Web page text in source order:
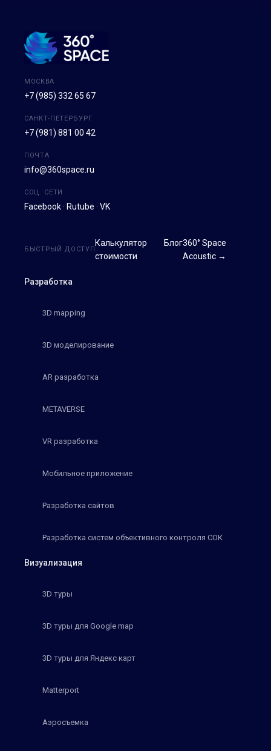
МОСКВА
+7 (985) 332 65 67
САНКТ-ПЕТЕРБУРГ
+7 (981) 881 00 42
ПОЧТА
info@360space.ru
СОЦ. СЕТИ
Facebook · Rutube · VK
Разработка
3D mapping
3D моделирование
AR разработка
METAVERSE
VR разработка
Мобильное приложение
Разработка сайтов
Разработка систем объективного контроля СОК
Визуализация
3D туры
3D туры для Google map
3D туры для Яндекс карт
Matterport
Аэросъемка
БЫСТРЫЙ ДОСТУП
Калькулятор
стоимости
Блог360° Space
Acoustic →